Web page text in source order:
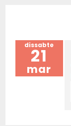
dissabte
21
mar